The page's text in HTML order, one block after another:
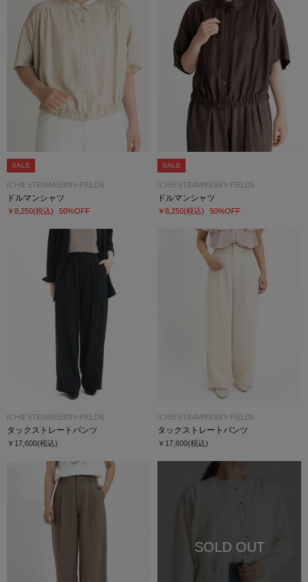
SALE
ICHIE STRAWBERRY-FIELDS
ドルマンシャツ
￥8,250(税込) 50%OFF
SALE
ICHIE STRAWBERRY-FIELDS
ドルマンシャツ
￥8,250(税込) 50%OFF
ICHIE STRAWBERRY-FIELDS
タックストレートパンツ
￥17,600(税込)
ICHIE STRAWBERRY-FIELDS
タックストレートパンツ
￥17,600(税込)
SOLD OUT